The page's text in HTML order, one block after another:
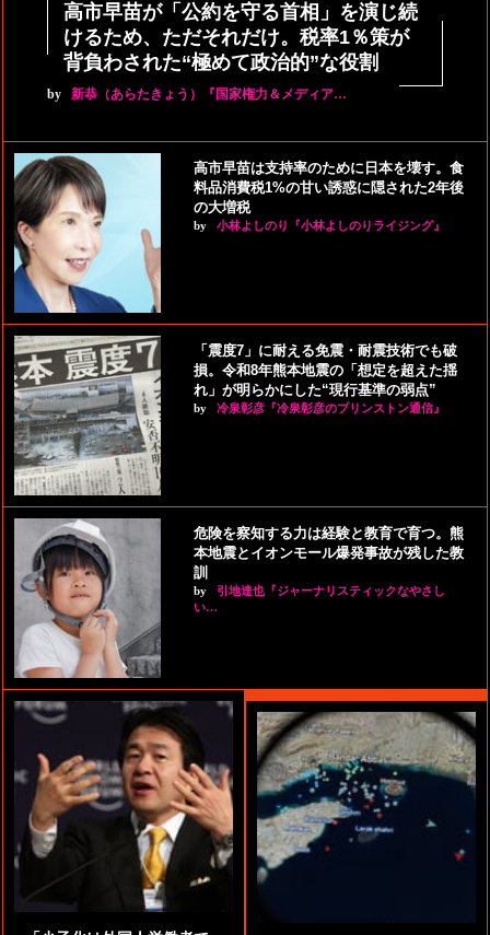
高市早苗が「公約を守る首相」を演じ続
けるため、ただそれだけ。税率1％策が
背負わされた“極めて政治的”な役割
by 新恭（あらたきょう）『国家権力＆メディア…
高市早苗は支持率のために日本を壊す。食
料品消費税1%の甘い誘惑に隠された2年後
の大増税
by 小林よしのり『小林よしのりライジング』
「震度7」に耐える免震・耐震技術でも破
損。令和8年熊本地震の「想定を超えた揺
れ」が明らかにした“現行基準の弱点”
by 冷泉彰彦『冷泉彰彦のプリンストン通信』
危険を察知する力は経験と教育で育つ。熊
本地震とイオンモール爆発事故が残した教
訓
by
引地達也『ジャーナリスティックなやさし
い…